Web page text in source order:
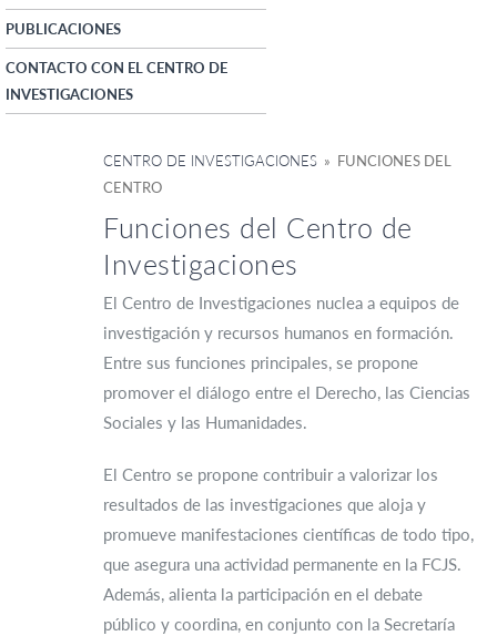
PUBLICACIONES
CONTACTO CON EL CENTRO DE
INVESTIGACIONES
CENTRO DE INVESTIGACIONES » FUNCIONES DEL
CENTRO
Funciones del Centro de
Investigaciones
El Centro de Investigaciones nuclea a equipos de
investigación y recursos humanos en formación.
Entre sus funciones principales, se propone
promover el diálogo entre el Derecho, las Ciencias
Sociales y las Humanidades.
El Centro se propone contribuir a valorizar los
resultados de las investigaciones que aloja y
promueve manifestaciones científicas de todo tipo,
que asegura una actividad permanente en la FCJS.
Además, alienta la participación en el debate
público y coordina, en conjunto con la Secretaría